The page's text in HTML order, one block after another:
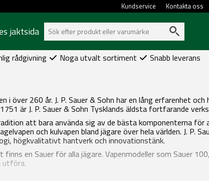
Kontakta oss
Kundservice
jaktsida
rådgivning Noga utvalt sortiment Snabb leverans
i över 260 år. J. P. Sauer & Sohn har en lång erfarenhet
är J. P. Sauer & Sohn Tysklands äldsta fortfarande
att bara använda sig av de bästa komponenterna
och kulvapen bland jägare över hela världen. J. P.
högkvalitativt hantverk och innovationstänk.
finns en Sauer för alla jägare. Vapenmodeller som Sauer
utföra.